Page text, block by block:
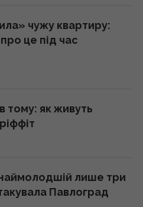
міг збирати кістки
вчені знайшли його
Павлограда: є
чужу квартиру:
це під час
тому: як живуть
лише три
Павлоград